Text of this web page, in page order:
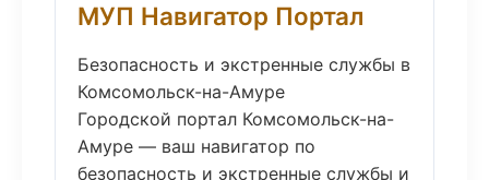
МУП Навигатор Портал
Безопасность и экстренные службы в
Комсомольск-на-Амуре
Городской портал Комсомольск-на-
Амуре — ваш навигатор по
безопасность и экстренные службы и